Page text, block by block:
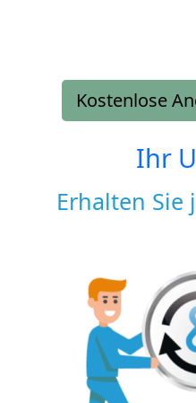
Kostenlose
Ihr
Erhalten Sie